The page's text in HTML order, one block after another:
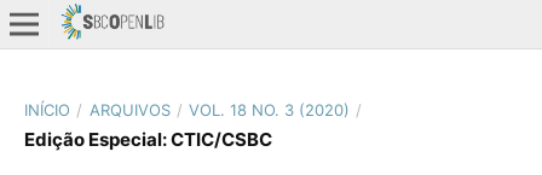
INÍCIO / ARQUIVOS / VOL. 18 NO. 3 (2020) /
Edição Especial: CTIC/CSBC